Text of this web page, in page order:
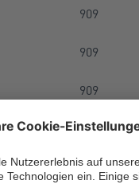
zwei, ***unter
909
909
909
909